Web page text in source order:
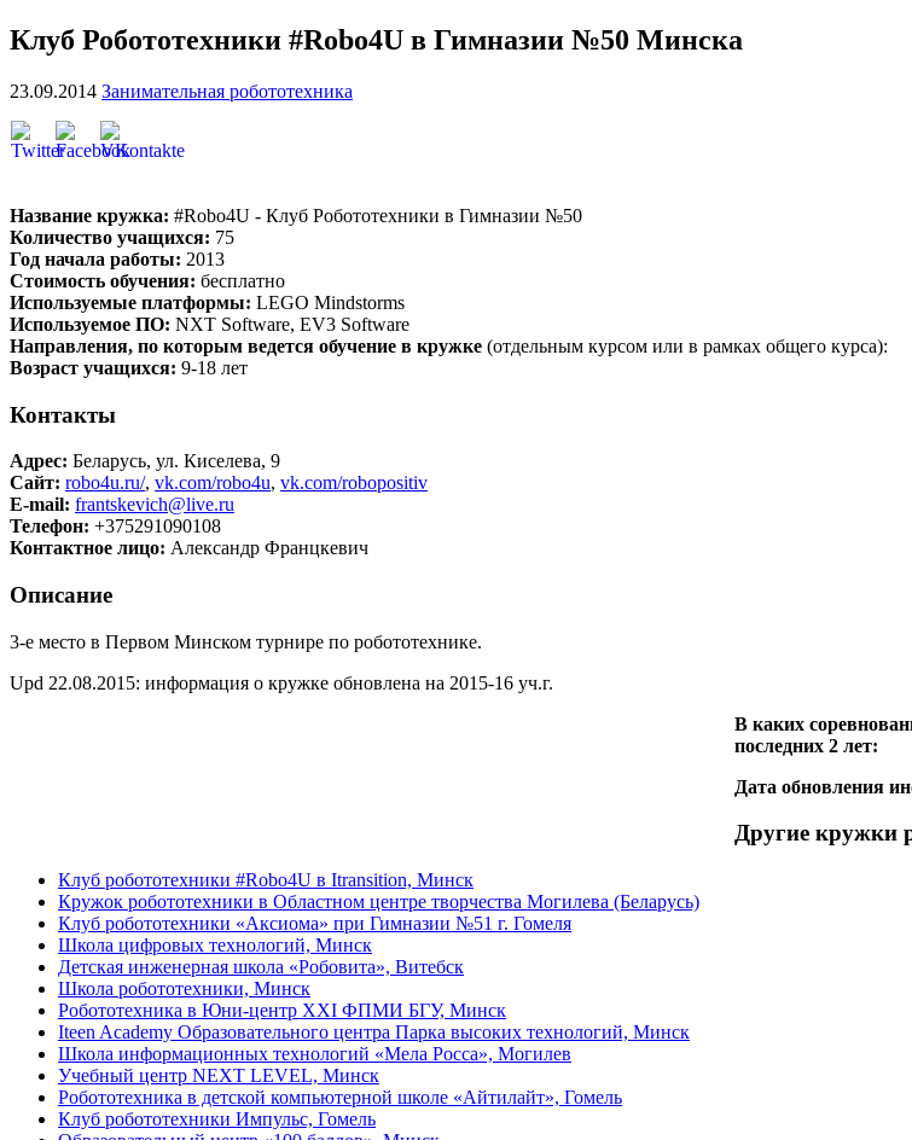
Клуб Робототехники #Robo4U в Гимназии №50 Минска
23.09.2014 Занимательная робототехника
Название кружка: #Robo4U - Клуб Робототехники в Гимназии №50
Количество учащихся: 75
Год начала работы: 2013
Стоимость обучения: бесплатно
Используемые платформы: LEGO Mindstorms
Используемое ПО: NXT Software, EV3 Software
Направления, по которым ведется обучение в кружке (отдельным курсом или в рамках общего курса):
Возраст учащихся: 9-18 лет
Контакты
Адрес: Беларусь, ул. Киселева, 9
Сайт: robo4u.ru/, vk.com/robo4u, vk.com/robopositiv
E-mail: frantskevich@live.ru
Телефон: +375291090108
Контактное лицо: Александр Францкевич
Описание
3-е место в Первом Минском турнире по робототехнике.
Upd 22.08.2015: информация о кружке обновлена на 2015-16 уч.г.
В каких
последних 2 лет:
Дата обновления
Другие кружки
Клуб робототехники #Robo4U в Itransition, Минск
Кружок робототехники в Областном центре творчества Могилева (Беларусь)
Клуб робототехники «Аксиома» при Гимназии №51 г. Гомеля
Школа цифровых технологий, Минск
Детская инженерная школа «Робовита», Витебск
Школа робототехники, Минск
Робототехника в Юни-центр XXI ФПМИ БГУ, Минск
Iteen Academy Образовательного центра Парка высоких технологий, Минск
Школа информационных технологий «Мела Росса», Могилев
Учебный центр NEXT LEVEL, Минск
Робототехника в детской компьютерной школе «Айтилайт», Гомель
Клуб робототехники Импульс, Гомель